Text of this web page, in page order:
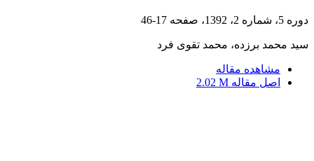
دوره 5، شماره 2، 1392، صفحه 17-46
سید محمد برزده، محمد تقوی فرد
مشاهده مقاله
اصل مقاله 2.02 M